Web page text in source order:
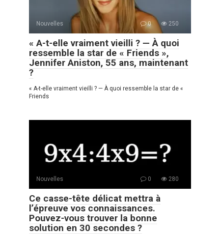
Nouvelles 0 250
« A-t-elle vraiment vieilli ? — À quoi
ressemble la star de « Friends »,
Jennifer Aniston, 55 ans, maintenant
?
« A-t-elle vraiment vieilli ? — À quoi ressemble la star de «
Friends
Nouvelles 0 280
Ce casse-tête délicat mettra à
l’épreuve vos connaissances.
Pouvez-vous trouver la bonne
solution en 30 secondes ?